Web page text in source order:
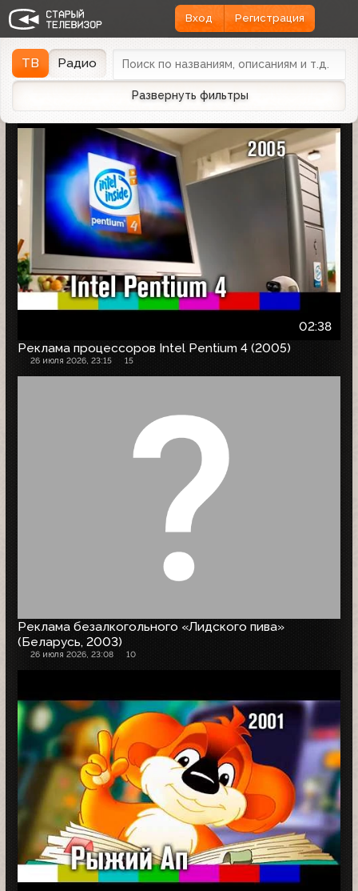
Вход Регистрация
ТВ Радио
Развернуть фильтры
Найдено 1166 записей Дата эфираДата заливки
02:38
Реклама процессоров Intel Pentium 4 (2005)
26 июля 2026, 23:15 15
Реклама безалкогольного «Лидского пива»
(Беларусь, 2003)
26 июля 2026, 23:08 10